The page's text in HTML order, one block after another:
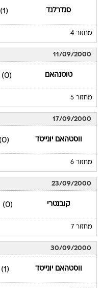
סנדרלנד (1)
מחזור 4
11/09/2000
טוטנהאם (0)
מחזור 5
17/09/2000
ווסטהאם יונייטד (0)
מחזור 6
23/09/2000
קובנטרי (0)
מחזור 7
30/09/2000
ווסטהאם יונייטד (1)